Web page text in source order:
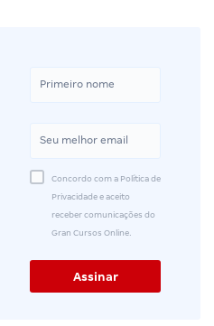
Concordo com a Política de
Privacidade e aceito
receber comunicações do
Gran Cursos Online.